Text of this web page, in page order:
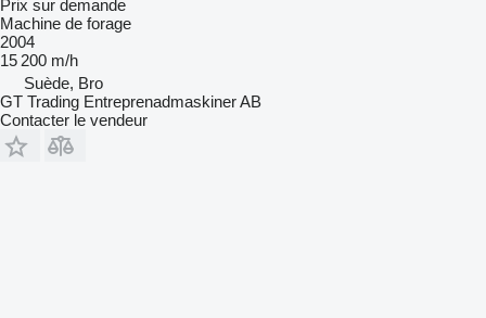
Prix sur demande
Machine de forage
2004
15 200 m/h
Suède, Bro
GT Trading Entreprenadmaskiner AB
Contacter le vendeur